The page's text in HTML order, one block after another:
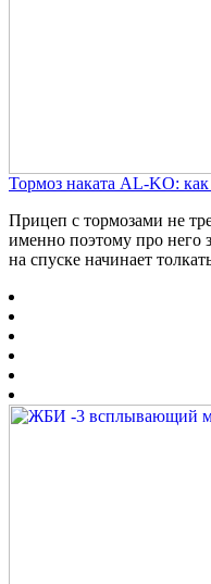
Тормоз наката AL-KO: как
Прицеп с тормозами не
именно поэтому про него
на спуске начинает